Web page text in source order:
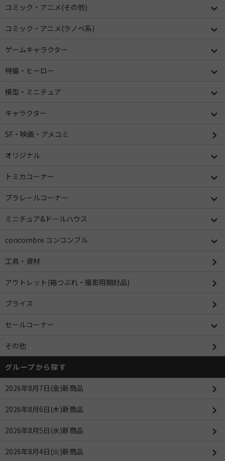
コミック・アニメ(その他)
コミック・アニメ(ラノベ系)
ゲームキャラクター
特撮・ヒーロー
模型・ミニチュア
キャラクター
SF・映画・アメコミ
オリジナル
トミカコーナー
プラレールコーナー
ミニチュア&ドールハウス
concombre コンコンブル
工具・資材
アウトレット(箱つぶれ・撮影用開封品)
ブライス
セールコーナー
その他
グループから探す
2026年8月7日(金)新商品
2026年8月6日(木)新商品
2026年8月5日(水)新商品
2026年8月4日(火)新商品